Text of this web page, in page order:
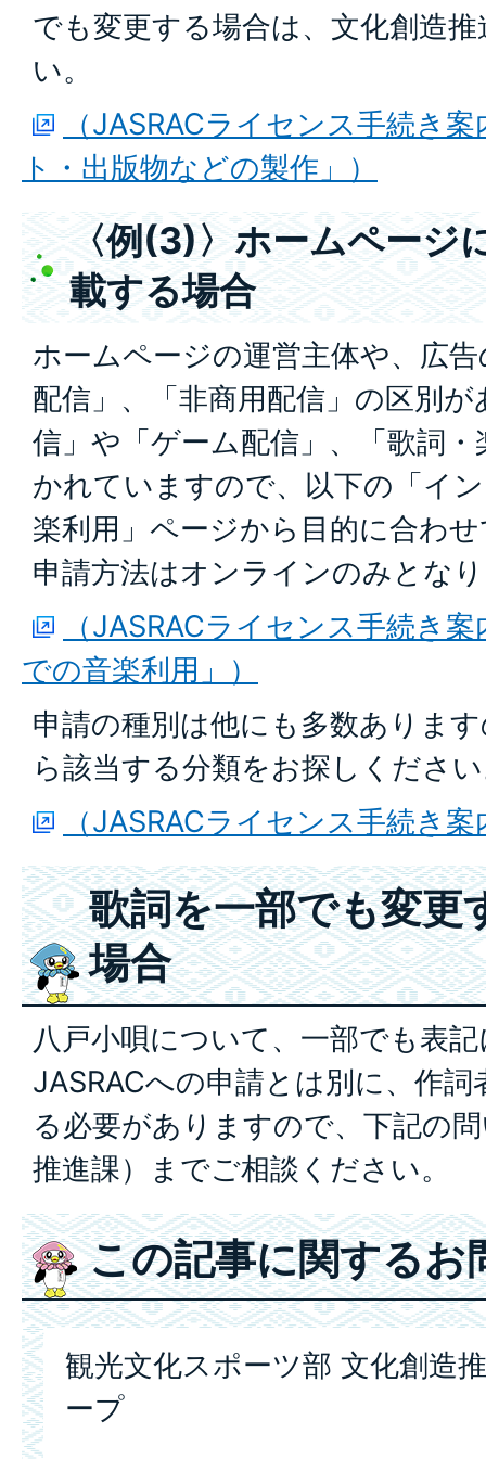
でも変更する場合は、文化創造
い。
（JASRACライセンス手続き
ト・出版物などの製作」）
〈例(3)〉ホームページ
載する場合
ホームページの運営主体や、広
配信」、「非商用配信」の区別
信」や「ゲーム配信」、「歌詞
かれていますので、以下の「イ
楽利用」ページから目的に合わ
申請方法はオンラインのみとな
（JASRACライセンス手続き
での音楽利用」）
申請の種別は他にも多数ありま
ら該当する分類をお探しくださ
（JASRACライセンス手続き
歌詞を一部でも変更
場合
八戸小唄について、一部でも表
JASRACへの申請とは別に、作
る必要がありますので、下記の
推進課）までご相談ください。
この記事に関するお
観光文化スポーツ部 文化創造
ープ